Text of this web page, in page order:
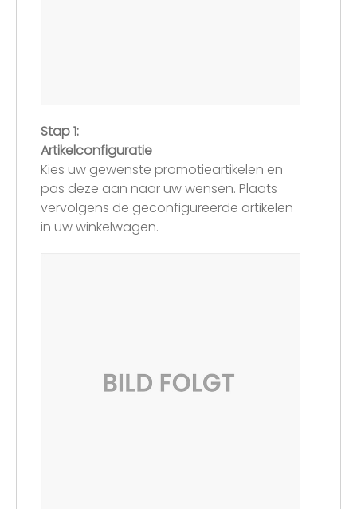
Stap 1:
Artikelconfiguratie
Kies uw gewenste promotieartikelen en
pas deze aan naar uw wensen. Plaats
vervolgens de geconfigureerde artikelen
in uw winkelwagen.